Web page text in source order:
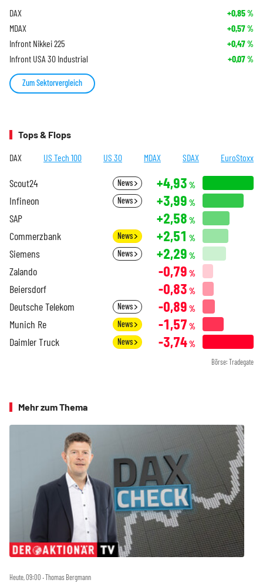
DAX +0,85%
MDAX +0,57%
Infront Nikkei 225 +0,47%
Infront USA 30 Industrial +0,07%
Zum Sektorvergleich
Tops & Flops
DAX US Tech 100 US 30 MDAX SDAX EuroStoxx
Scout24 News +4,93 %
Infineon News +3,99 %
SAP +2,58 %
Commerzbank News +2,51 %
Siemens News +2,29 %
Zalando -0,79 %
Beiersdorf -0,83 %
Deutsche Telekom News -0,89 %
Munich Re News -1,57 %
Daimler Truck News -3,74%
Börse: Tradegate
Mehr zum Thema
Heute, 09:00 ‧ Thomas Bergmann